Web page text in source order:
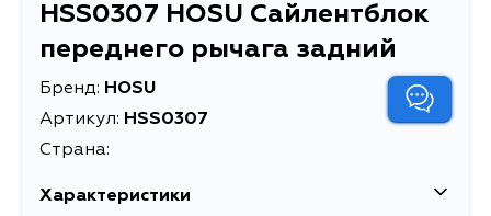
HSS0307 HOSU Сайлентблок
переднего рычага задний
Бренд: HOSU
Артикул: HSS0307
Страна:
Характеристики